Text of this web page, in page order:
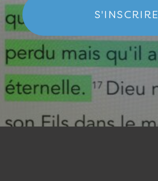
S'INSCRIRE